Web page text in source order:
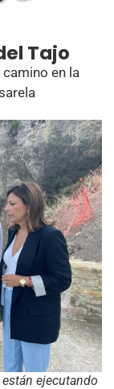
Tajo
en la
ejecutando